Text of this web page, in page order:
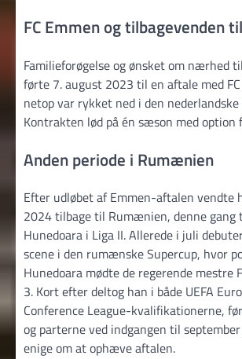
FC Emmen og tilbagevenden
Familieforøgelse og ønsket om nærhed
førte 7. august 2023 til en aftale med
netop var rykket ned i den
Kontrakten lød på én sæson med option
Anden periode i Rumænien
Efter udløbet af Emmen-aftalen vendte
2024 tilbage til Rumænien, denne gang
Hunedoara i Liga II. Allerede i juli
scene i den rumænske Supercup, hvor
Hunedoara mødte de regerende mestre
3. Kort efter deltog han i både UEFA
Conference League-kvalifikationerne,
og parterne ved indgangen til
enige om at ophæve aftalen.